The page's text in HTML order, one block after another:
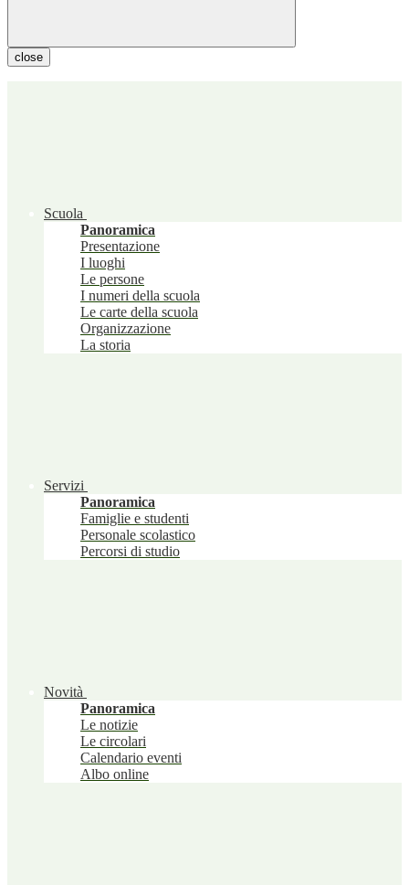
close
Scuola
Panoramica
Presentazione
I luoghi
Le persone
I numeri della scuola
Le carte della scuola
Organizzazione
La storia
Servizi
Panoramica
Famiglie e studenti
Personale scolastico
Percorsi di studio
Novità
Panoramica
Le notizie
Le circolari
Calendario eventi
Albo online